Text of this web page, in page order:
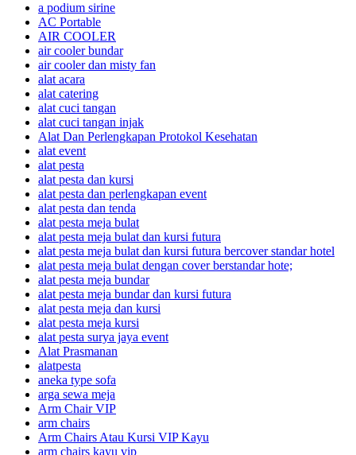
a podium sirine
AC Portable
AIR COOLER
air cooler bundar
air cooler dan misty fan
alat acara
alat catering
alat cuci tangan
alat cuci tangan injak
Alat Dan Perlengkapan Protokol Kesehatan
alat event
alat pesta
alat pesta dan kursi
alat pesta dan perlengkapan event
alat pesta dan tenda
alat pesta meja bulat
alat pesta meja bulat dan kursi futura
alat pesta meja bulat dan kursi futura bercover standar hotel
alat pesta meja bulat dengan cover berstandar hote;
alat pesta meja bundar
alat pesta meja bundar dan kursi futura
alat pesta meja dan kursi
alat pesta meja kursi
alat pesta surya jaya event
Alat Prasmanan
alatpesta
aneka type sofa
arga sewa meja
Arm Chair VIP
arm chairs
Arm Chairs Atau Kursi VIP Kayu
arm chairs kayu vip